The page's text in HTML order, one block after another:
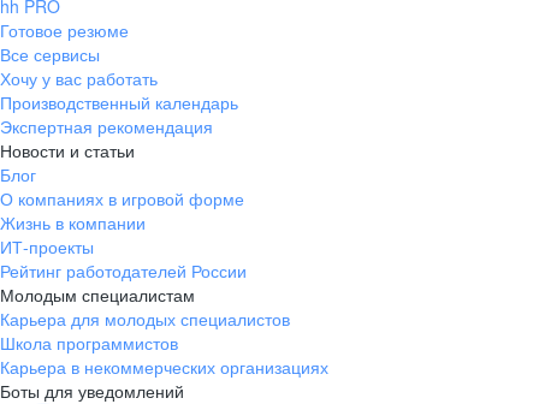
hh PRO
Готовое резюме
Все сервисы
Хочу у вас работать
Производственный календарь
Экспертная рекомендация
Новости и статьи
Блог
О компаниях в игровой форме
Жизнь в компании
ИТ-проекты
Рейтинг работодателей России
Молодым специалистам
Карьера для молодых специалистов
Школа программистов
Карьера в некоммерческих организациях
Боты для уведомлений